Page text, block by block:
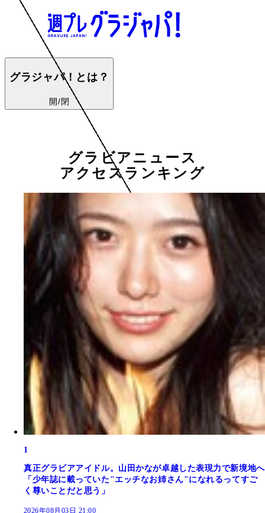
グラジャパ！とは？
開/閉
グラビアニュース
アクセスランキング
1
真正グラビアアイドル。山田かなが卓越した表現力で新境地へ
「少年誌に載っていた"エッチなお姉さん"になれるってすご
く尊いことだと思う」
2026年08月03日 21:00